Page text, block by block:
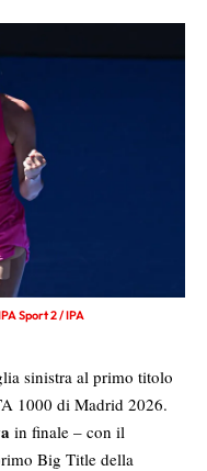
Sport 2 / IPA
sinistra al primo titolo
1000 di Madrid 2026.
in finale – con il
Big Title della